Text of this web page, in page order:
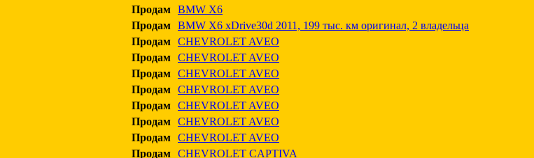
Продам BMW X6
Продам BMW X6 xDrive30d 2011, 199 тыс. км оригинал, 2 владельца
Продам CHEVROLET AVEO
Продам CHEVROLET AVEO
Продам CHEVROLET AVEO
Продам CHEVROLET AVEO
Продам CHEVROLET AVEO
Продам CHEVROLET AVEO
Продам CHEVROLET AVEO
Продам CHEVROLET CAPTIVA